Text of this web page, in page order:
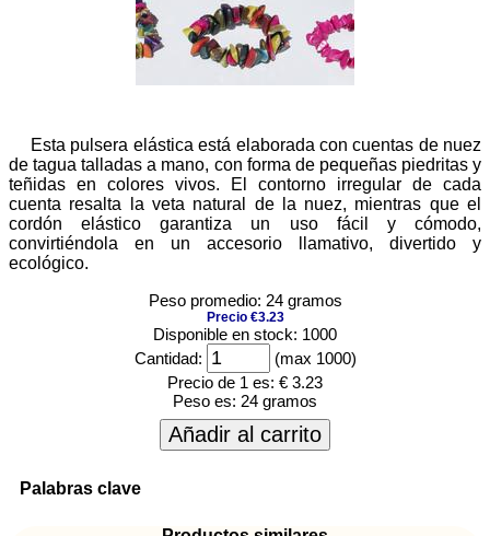
Esta pulsera elástica está elaborada con cuentas de nuez
de tagua talladas a mano, con forma de pequeñas piedritas y
teñidas en colores vivos. El contorno irregular de cada
cuenta resalta la veta natural de la nuez, mientras que el
cordón elástico garantiza un uso fácil y cómodo,
convirtiéndola en un accesorio llamativo, divertido y
ecológico.
Peso promedio: 24 gramos
Precio €3.23
Disponible en stock: 1000
Cantidad:
(max 1000)
Precio de 1 es: € 3.23
Peso es: 24 gramos
Añadir al carrito
Palabras clave